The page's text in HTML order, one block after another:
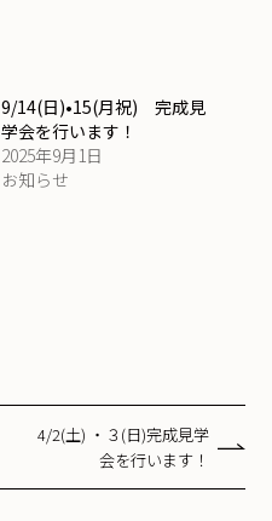
9/14(日)•15(月祝) 完成見
学会を行います！
2025年9月1日
お知らせ
4/2(土) ・３(日)完成見学
会を行います！